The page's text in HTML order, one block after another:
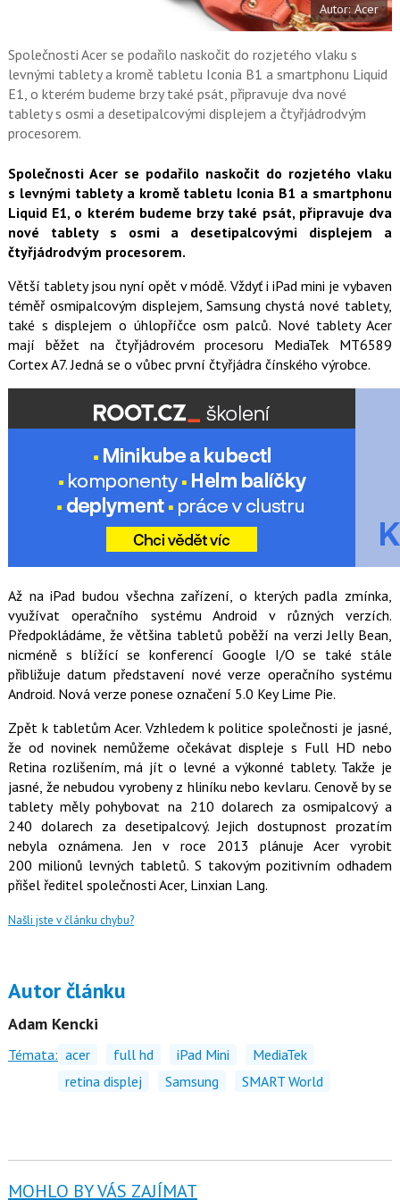
o
o
k
Autor: Acer
Společnosti Acer se podařilo naskočit do rozjetého vlaku s
levnými tablety a kromě tabletu Iconia B1 a smartphonu Liquid
E1, o kterém budeme brzy také psát, připravuje dva nové
tablety s osmi a desetipalcovými displejem a čtyřjádrodvým
procesorem.
Společnosti Acer se podařilo naskočit do rozjetého vlaku
s levnými tablety a kromě tabletu Iconia B1 a smartphonu
Liquid E1, o kterém budeme brzy také psát, připravuje dva
nové tablety s osmi a desetipalcovými displejem a
čtyřjádrodvým procesorem.
Větší tablety jsou nyní opět v módě. Vždyť i iPad mini je vybaven
téměř osmipalcovým displejem, Samsung chystá nové tablety,
také s displejem o úhlopříčce osm palců. Nové tablety Acer
mají běžet na čtyřjádrovém procesoru MediaTek MT6589
Cortex A7. Jedná se o vůbec první čtyřjádra čínského výrobce.
Až na iPad budou všechna zařízení, o kterých padla zmínka,
využívat operačního systému Android v různých verzích.
Předpokládáme, že většina tabletů poběží na verzi Jelly Bean,
nicméně s blížící se konferencí Google I/O se také stále
přibližuje datum představení nové verze operačního systému
Android. Nová verze ponese označení 5.0 Key Lime Pie.
Zpět k tabletům Acer. Vzhledem k politice společnosti je jasné,
že od novinek nemůžeme očekávat displeje s Full HD nebo
Retina rozlišením, má jít o levné a výkonné tablety. Takže je
jasné, že nebudou vyrobeny z hliníku nebo kevlaru. Cenově by se
tablety měly pohybovat na 210 dolarech za osmipalcový a
240 dolarech za desetipalcový. Jejich dostupnost prozatím
nebyla oznámena. Jen v roce 2013 plánuje Acer vyrobit
200 milionů levných tabletů. S takovým pozitivním odhadem
přišel ředitel společnosti Acer, Linxian Lang.
Našli jste v článku chybu?
Autor článku
Adam Kencki
Témata: acer full hd iPad Mini
MediaTek
retina displej
Samsung SMART World
MOHLO BY VÁS ZAJÍMAT